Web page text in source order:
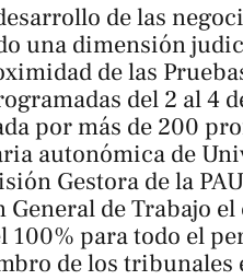
de las
una dimensión
de las
del 2 al 4
por más de 200
autonómica de
Gestora de la
de Trabajo
para todo el
de los tribunales